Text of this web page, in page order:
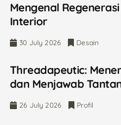
Mengenal
Interior
30 July 2026 Desain
Threadapeutic:
dan Menjawab
26 July 2026 Profil